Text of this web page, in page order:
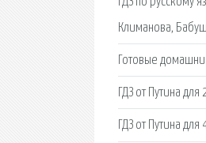
Климанова,
Готовые
ГДЗ от Путина для
ГДЗ от Путина для